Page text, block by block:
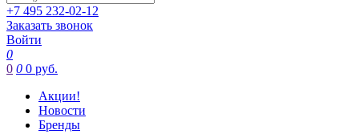
+7 495 232-02-12
Заказать звонок
Войти
0
0 0 0 руб.
Акции!
Новости
Бренды